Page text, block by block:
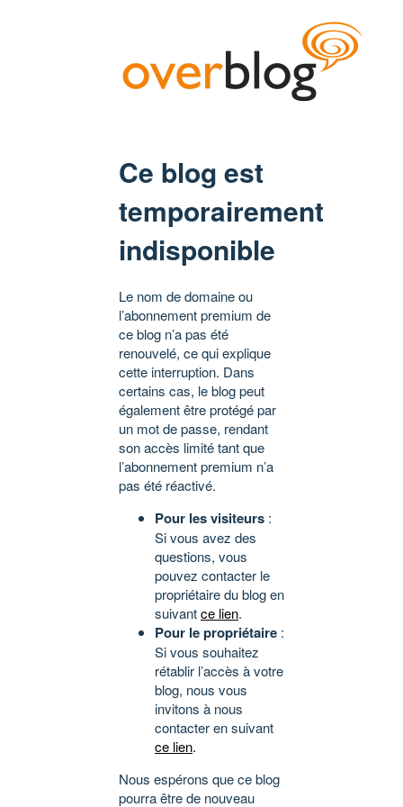
Ce blog est
temporairement
indisponible
Le nom de domaine ou
l’abonnement premium de
ce blog n’a pas été
renouvelé, ce qui explique
cette interruption. Dans
certains cas, le blog peut
également être protégé par
un mot de passe, rendant
son accès limité tant que
l’abonnement premium n’a
pas été réactivé.
Pour les visiteurs :
Si vous avez des
questions, vous
pouvez contacter le
propriétaire du blog en
suivantce lien.
Pour le propriétaire :
Si vous souhaitez
rétablir l’accès à votre
blog, nous vous
invitons à nous
contacter en suivant
ce lien.
Nous espérons que ce blog
pourra être de nouveau